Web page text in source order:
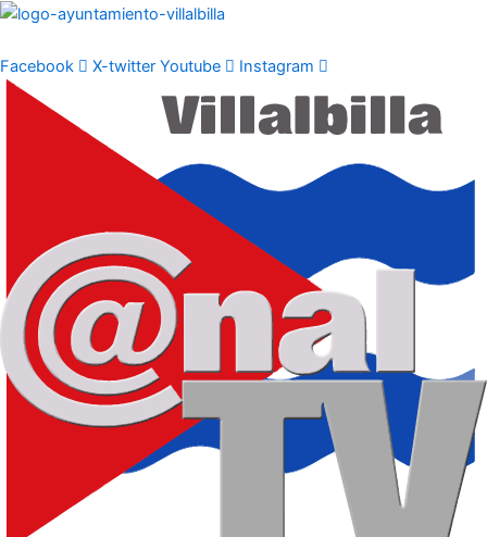
Ir
contenido
Facebook X-twitter Youtube Instagram